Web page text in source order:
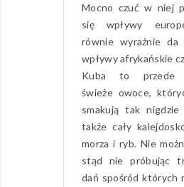
Mocno czuć w niej
się wpływy
równie wyraźnie da
wpływy afrykańskie
Kuba to przede
świeże owoce,
smakują tak
także cały
morza i ryb. Nie
stąd nie próbując
dań spośród których